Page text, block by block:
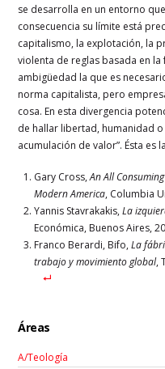
se desarrolla en un entorno
consecuencia su límite está
capitalismo, la explotación, la
violenta de reglas basada en
ambigüedad la que es
norma capitalista, pero
cosa. En esta divergencia
de hallar libertad, humanidad
acumulación de valor”. Ésta es
Gary Cross,An All
Modern America, Columbia
Yannis Stavrakakis,La
Económica, Buenos Aires,
Franco Berardi, Bifo,La
trabajo y movimiento global,
Áreas
A/Teología